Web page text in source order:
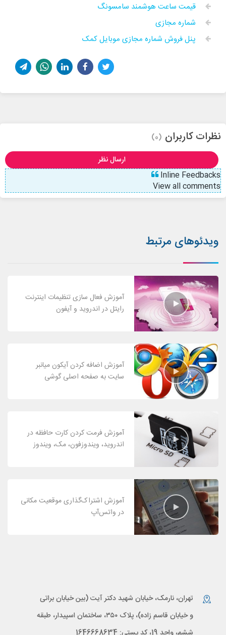
قیمت ساعت هوشمند سامسونگ
شماره مجازی
پنل فروش شماره مجازی موبایل کمک
نظرات کاربران (0)
ارسال نظر
Inline Feedbacks
View all comments
ویدئوهای مرتبط
آموزش فعال سازی تنظیمات اینترنت
رایتل در اندروید و آیفون
آموزش اضافه کردن آیکون میانبر
سایت به صفحه اصلی گوشی
آموزش فرمت کردن کارت حافظه در
اندروید، ویندوزفون، مک، ویندوز
آموزش اشتراک‌گذاری موقعیت مکانی
در واتس‌آپ
تهران، نارمک، خیابان شهید دکتر آیت (بین خیابان براتی
و خیابان قاسم زاده)، پلاک ۳۵۰، ساختمان اسپیدار، طبقه